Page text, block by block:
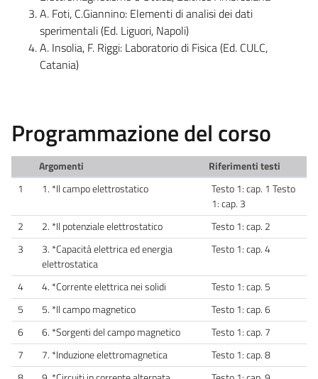
A. Foti, C.Giannino: Elementi di analisi dei dati
sperimentali (Ed. Liguori, Napoli)
A. Insolia, F. Riggi: Laboratorio di Fisica (Ed. CULC,
Catania)
Programmazione del corso
Argomenti
Riferimenti testi
1
1. *Il campo elettrostatico
Testo 1: cap. 1 Testo
1: cap. 3
2
2. *Il potenziale elettrostatico
Testo 1: cap. 2
3
3. *Capacità elettrica ed energia
elettrostatica
Testo 1: cap. 4
4 4. *Corrente elettrica nei solidi
Testo 1: cap. 5
5
5. *Il campo magnetico
Testo 1: cap. 6
6
6. *Sorgenti del campo magnetico
Testo 1: cap. 7
7
7. *Induzione elettromagnetica
Testo 1: cap. 8